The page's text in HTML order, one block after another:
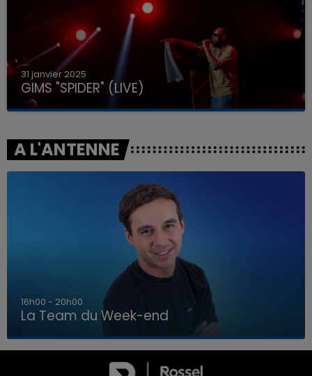
LA TEAM DU WEEK-END
31 janvier 2025
GIMS "SPIDER" (LIVE)
A L'ANTENNE
16h00 - 20h00
La Team du Week-end